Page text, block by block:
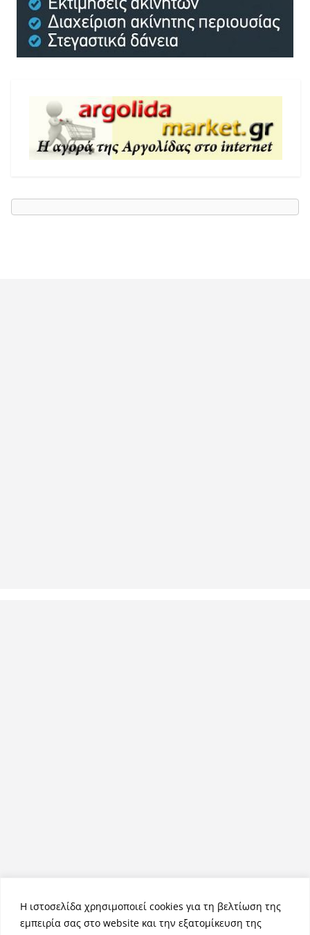
Η ιστοσελίδα χρησιμοποιεί cookies για τη βελτίωση της
εμπειρία σας στο website και την εξατομίκευση της